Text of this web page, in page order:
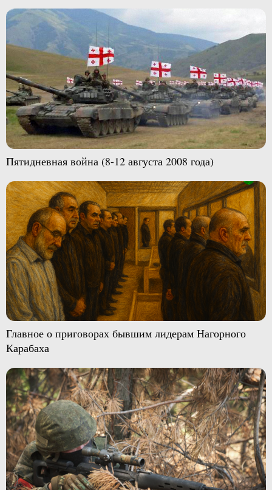
Пятидневная война (8-12 августа 2008 года)
Главное о приговорах бывшим лидерам Нагорного
Карабаха